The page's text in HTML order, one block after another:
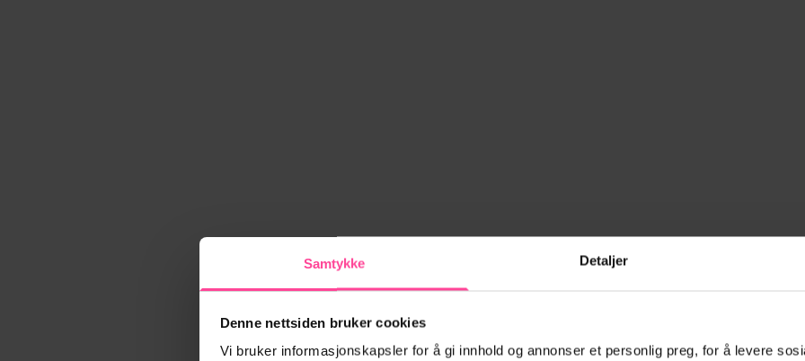
Samtykke Detaljer
Denne nettsiden bruker cookies
Vi bruker informasjonskapsler for å gi innhold og annonser et personlig preg, for å levere